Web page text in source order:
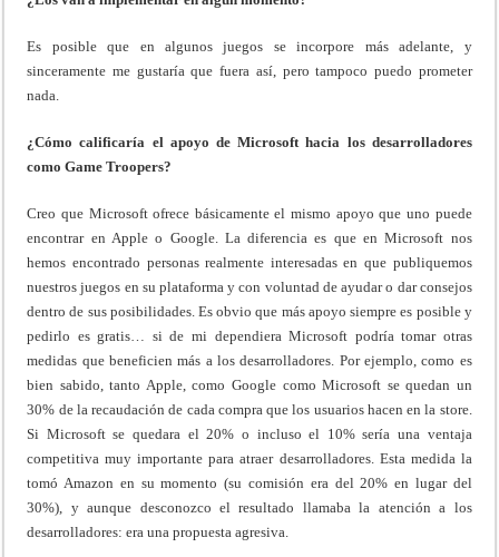
Es posible que en algunos juegos se incorpore más adelante, y
sinceramente me gustaría que fuera así, pero tampoco puedo prometer
nada.
¿Cómo calificaría el apoyo de Microsoft hacia los desarrolladores
como Game Troopers?
Creo que Microsoft ofrece básicamente el mismo apoyo que uno puede
encontrar en Apple o Google. La diferencia es que en Microsoft nos
hemos encontrado personas realmente interesadas en que publiquemos
nuestros juegos en su plataforma y con voluntad de ayudar o dar consejos
dentro de sus posibilidades. Es obvio que más apoyo siempre es posible y
pedirlo es gratis… si de mi dependiera Microsoft podría tomar otras
medidas que beneficien más a los desarrolladores. Por ejemplo, como es
bien sabido, tanto Apple, como Google como Microsoft se quedan un
30% de la recaudación de cada compra que los usuarios hacen en la store.
Si Microsoft se quedara el 20% o incluso el 10% sería una ventaja
competitiva muy importante para atraer desarrolladores. Esta medida la
tomó Amazon en su momento (su comisión era del 20% en lugar del
30%), y aunque desconozco el resultado llamaba la atención a los
desarrolladores: era una propuesta agresiva.